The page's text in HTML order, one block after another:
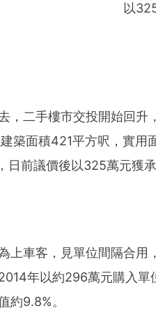
以
，二手樓市交投開始回
築面積421平方呎，實
日前議價後以325萬元獲
上車客，見單位間隔合
年以約296萬元購入
約9.8%。